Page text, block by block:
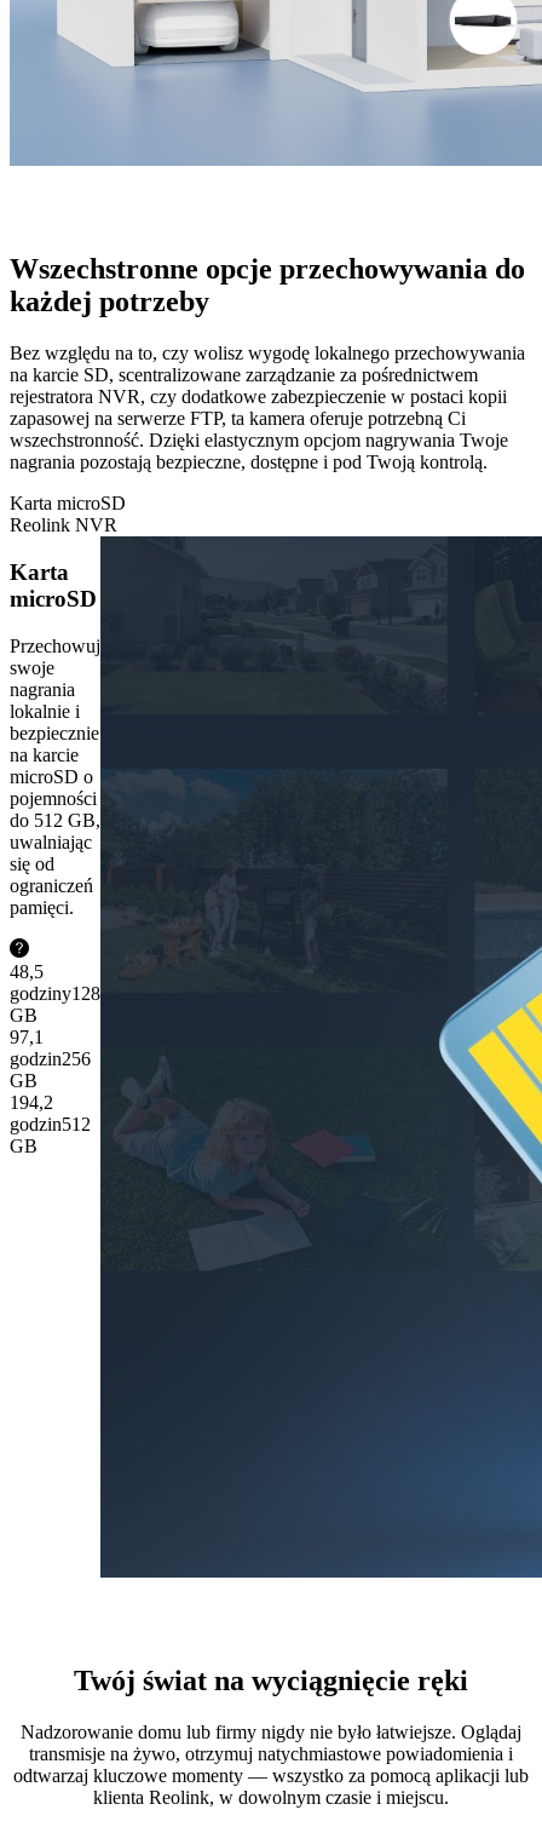
Wszechstronne opcje przechowywania do
każdej potrzeby
Bez względu na to, czy wolisz wygodę lokalnego przechowywania
na karcie SD, scentralizowane zarządzanie za pośrednictwem
rejestratora NVR, czy dodatkowe zabezpieczenie w postaci kopii
zapasowej na serwerze FTP, ta kamera oferuje potrzebną Ci
wszechstronność. Dzięki elastycznym opcjom nagrywania Twoje
nagrania pozostają bezpieczne, dostępne i pod Twoją kontrolą.
Karta microSD
Reolink NVR
Karta
microSD
Przechowuj
swoje
nagrania
lokalnie i
bezpiecznie
na karcie
microSD o
pojemności
do 512 GB,
uwalniając
się od
ograniczeń
pamięci.
48,5
godziny128
GB
97,1
godzin256
GB
194,2
godzin512
GB
Twój świat na wyciągnięcie ręki
Nadzorowanie domu lub firmy nigdy nie było łatwiejsze. Oglądaj
transmisje na żywo, otrzymuj natychmiastowe powiadomienia i
odtwarzaj kluczowe momenty — wszystko za pomocą aplikacji lub
klienta Reolink, w dowolnym czasie i miejscu.